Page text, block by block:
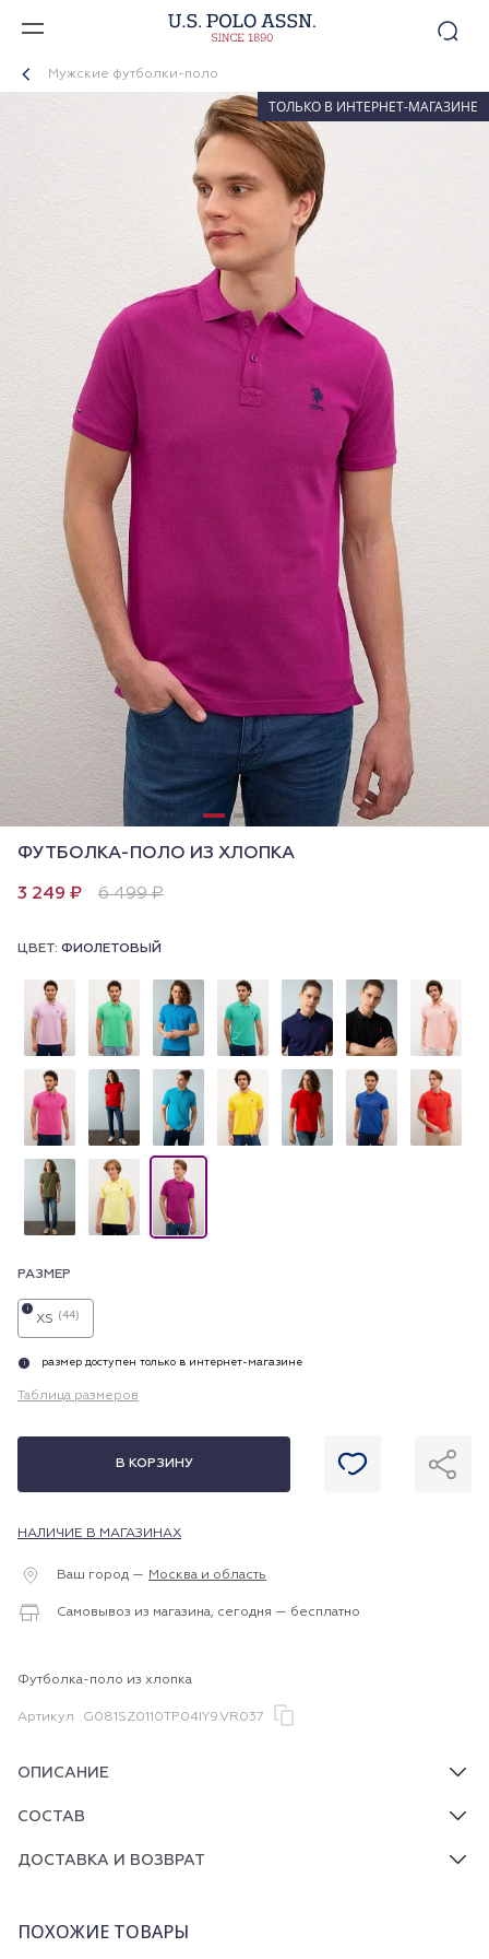
Мужские футболки-поло
ТОЛЬКО В ИНТЕРНЕТ-МАГАЗИНЕ
ФУТБОЛКА-ПОЛО ИЗ ХЛОПКА
3 249 ₽ 6 499 ₽
ЦВЕТ: ФИОЛЕТОВЫЙ
РАЗМЕР
XS (44)
i
i размер доступен только в интернет-магазине
Таблица размеров
В КОРЗИНУ
НАЛИЧИЕ В МАГАЗИНАХ
Ваш город — Москва и область
Самовывоз из магазина, сегодня — бесплатно
Футболка-поло из хлопка
Артикул G081SZ0110TP04IY9.VR037
ОПИСАНИЕ
СОСТАВ
ДОСТАВКА И ВОЗВРАТ
ПОХОЖИЕ ТОВАРЫ